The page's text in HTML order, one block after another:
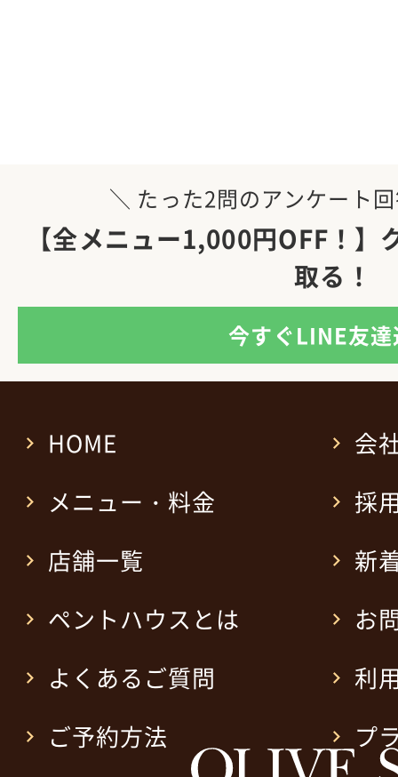
＼ たった2問のアンケート
【全メニュー1,000円OFF！】
取る！
今すぐLINE友
HOME
メニュー・料金
店舗一覧
ペントハウスとは
よくあるご質問
ご予約方法
会
採
新
お
利
プ